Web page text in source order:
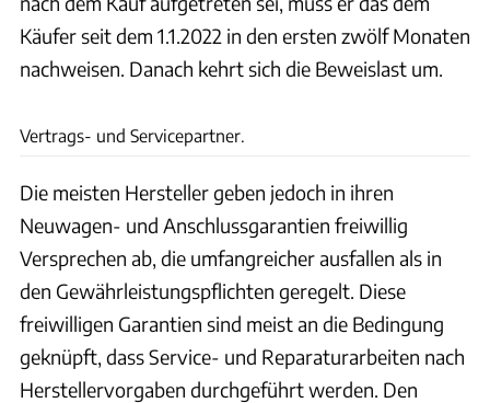
Käufer seit dem 1.1.2022 in den ersten zwölf Monaten
nachweisen. Danach kehrt sich die Beweislast um.
Vertrags- und Servicepartner.
Die meisten Hersteller geben jedoch in ihren
Neuwagen- und Anschlussgarantien freiwillig
Versprechen ab, die umfangreicher ausfallen als in
den Gewährleistungspflichten geregelt. Diese
freiwilligen Garantien sind meist an die Bedingung
geknüpft, dass Service- und Reparaturarbeiten nach
Herstellervorgaben durchgeführt werden. Den